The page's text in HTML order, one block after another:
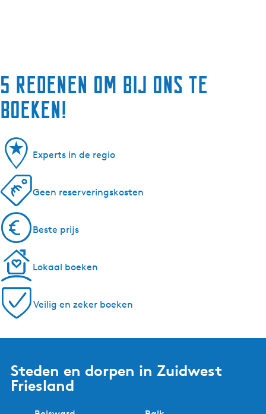
5 redenen om bij ons te
boeken!
Experts in de regio
Geen reserveringskosten
Beste prijs
Lokaal boeken
Veilig en zeker boeken
Steden en dorpen in Zuidwest
Friesland